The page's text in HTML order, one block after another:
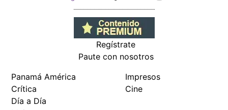
Regístrate
Paute con nosotros
Crítica
Día a Día
Mujer
Cine